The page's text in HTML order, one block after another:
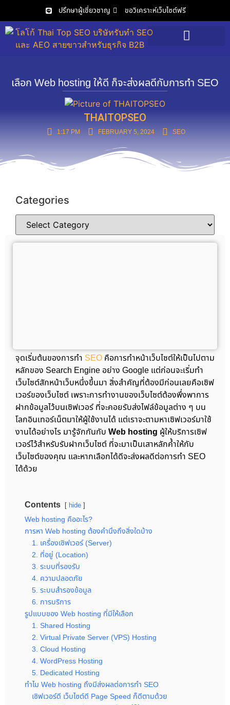
ปรึกษาผู้เชี่ยวชาญ ขอวิเคราะห์เว็บไซต์ฟรี
เลือก Web hosting ให้ดี ก็จะส่งผลดีกับการทำ SEO
THAITOPSEO
1:17 PM FEBRUARY 5, 2024 SEO
Categories
จุดเริ่มต้นของการทำ SEO คือการทำหน้าเว็บไซต์ให้เป็นไปตาม
หลักของ Search Engine อย่าง Google แต่ก่อนจะเริ่มทำ
เว็บไซต์สักหน้าเว็บหนึ่งขึ้นมา สิ่งสำคัญที่ต้องมีก่อนเลยคือเซิฟ
เวอร์ของเว็บไซต์ เพราะการทำงานของเว็บไซต์ต้องพึ่งพาการ
ฝากข้อมูลไว้บนเซิฟเวอร์ ที่จะคอยรับส่งไฟล์ข้อมูลต่าง ๆ บน
โลกอินเทอร์เน็ตมาให้ผู้ใช้งานได้ แต่เราจะตามหาเซิฟเวอร์มาใช้
งานได้อย่างไร มารู้จักกันกับ Web hosting ผู้ให้บริการเซิฟ
เวอร์ไว้สำหรับรับฝากเว็บไซต์ ที่จะมาเป็นเสาหลักค้ำให้กับ
เว็บไซต์ของคุณ และหากเลือกได้ดีจะส่งผลดีต่อการทำ SEO
ได้ด้วย
Contents hide
Web hosting คืออะไร?
การหา Web hosting ต้องคำนึงถึงสิ่งใดบ้าง
1. เครื่องเซิฟเวอร์ (Server)
2. ที่อยู่ (Location)
3. ระบบที่รองรับ
4. ความปลอดภัย
5. ระบบสำรองข้อมูล
6. การบริการ
รูปแบบของ Web hosting ที่มีให้เลือก
1. Shared Hosting
2. Virtual Private Server (VPS) Hosting
3. Cloud Hosting
4. WordPress Hosting
5. Dedicated Hosting
ทำไม Web hosting ถึงมีส่งผลต่อการทำ SEO
เซิฟเวอร์ดี เว็บไซต์ดี Page Speed ก็ดีตามด้วย